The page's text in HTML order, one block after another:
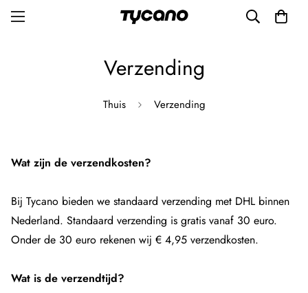
Verzending
Thuis Verzending
Wat zijn de verzendkosten?
Bij Tycano bieden we standaard verzending met DHL binnen
Nederland. Standaard verzending is gratis vanaf 30 euro.
Onder de 30 euro rekenen wij € 4,95 verzendkosten.
Wat is de verzendtijd?